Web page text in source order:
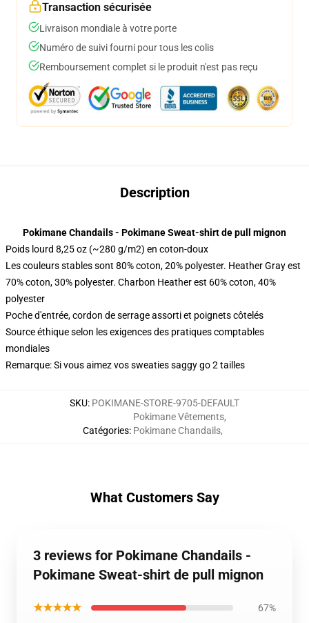
Transaction sécurisée
Livraison mondiale à votre porte
Numéro de suivi fourni pour tous les colis
Remboursement complet si le produit n'est pas reçu
Description
Pokimane Chandails - Pokimane Sweat-shirt de pull mignon
Poids lourd 8,25 oz (~280 g/m2) en coton-doux
Les couleurs stables sont 80% coton, 20% polyester. Heather Gray est
70% coton, 30% polyester. Charbon Heather est 60% coton, 40%
polyester
Poche d'entrée, cordon de serrage assorti et poignets côtelés
Source éthique selon les exigences des pratiques comptables
mondiales
Remarque: Si vous aimez vos sweaties saggy go 2 tailles
SKU: POKIMANE-STORE-9705-DEFAULT
Catégories:
Pokimane Vêtements,
Pokimane Chandails,
What Customers Say
3 reviews for Pokimane Chandails -
Pokimane Sweat-shirt de pull mignon
★★★★★ 67%